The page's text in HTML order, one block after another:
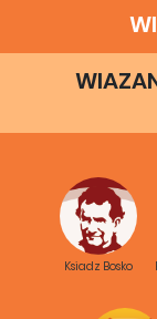
Ksiadz Bosko